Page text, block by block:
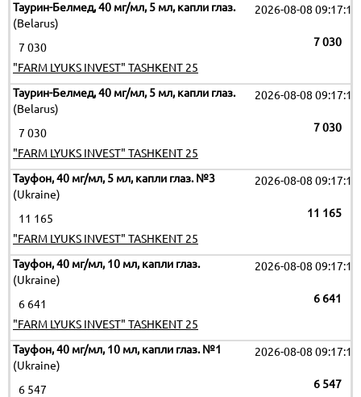
Таурин-Белмед, 40 мг/мл, 5 мл, капли глаз.
(Belarus)
2026-08-08 09:17:19
7 030
7 030
"FARM LYUKS INVEST" TASHKENT 25
Таурин-Белмед, 40 мг/мл, 5 мл, капли глаз.
(Belarus)
2026-08-08 09:17:19
7 030
7 030
"FARM LYUKS INVEST" TASHKENT 25
Тауфон, 40 мг/мл, 5 мл, капли глаз. №3
(Ukraine)
2026-08-08 09:17:19
11 165
11 165
"FARM LYUKS INVEST" TASHKENT 25
Тауфон, 40 мг/мл, 10 мл, капли глаз.
(Ukraine)
2026-08-08 09:17:19
6 641
6 641
"FARM LYUKS INVEST" TASHKENT 25
Тауфон, 40 мг/мл, 10 мл, капли глаз. №1
(Ukraine)
2026-08-08 09:17:19
6 547
6 547